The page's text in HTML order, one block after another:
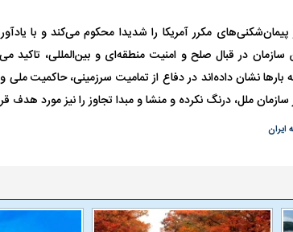
و پیمان‌شکنی‌های مکرر آمریکا را شدیدا محکوم می‌کند و با
در قبال صلح و امنیت منطقه‌ای و بین‌المللی، تاکید
نشان داده‌اند در دفاع از تمامیت سرزمینی، حاکمیت ملی و
ایران
توسط حیوانات خورده شد
زنگ خطر دوباره به صدا
پیشنهاد ۱۳۲میلیاردی رامین رضاییان به
استقلال
بازگشت اندونگ به
هافبک گابنی در